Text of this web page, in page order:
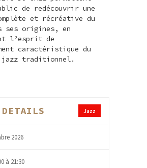
de redécouvrir une
et récréative du
ses origines, en
l’esprit de
caractéristique du
jazz traditionnel.
Jazz
2026
à 21:30